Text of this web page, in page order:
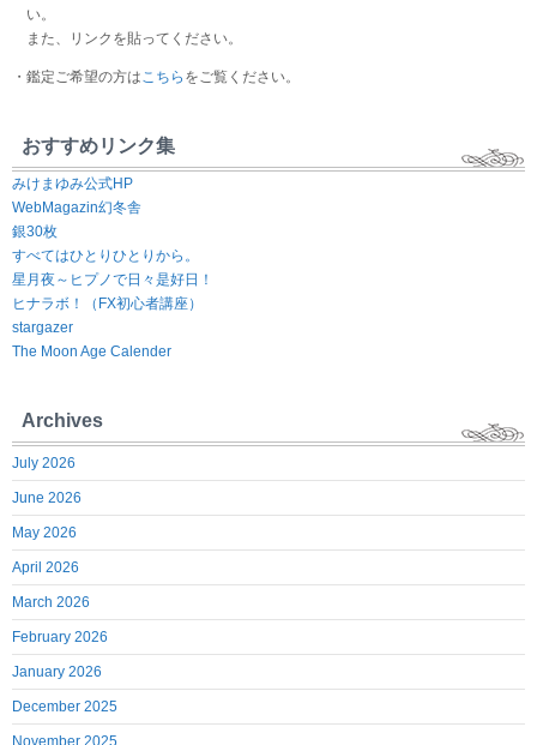
い。
また、リンクを貼ってください。
・鑑定ご希望の方はこちら をご覧ください。
おすすめリンク集
みけまゆみ公式HP
WebMagazin幻冬舎
銀30枚
すべてはひとりひとりから。
星月夜～ヒプノで日々是好日！
ヒナラボ！（FX初心者講座）
stargazer
The Moon Age Calender
Archives
July 2026
June 2026
May 2026
April 2026
March 2026
February 2026
January 2026
December 2025
November 2025